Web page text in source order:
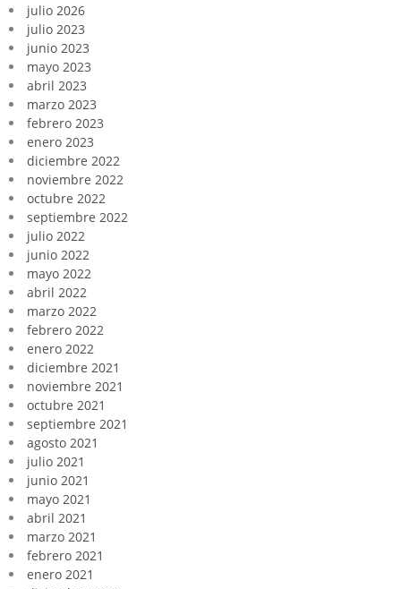
julio 2026
julio 2023
junio 2023
mayo 2023
abril 2023
marzo 2023
febrero 2023
enero 2023
diciembre 2022
noviembre 2022
octubre 2022
septiembre 2022
julio 2022
junio 2022
mayo 2022
abril 2022
marzo 2022
febrero 2022
enero 2022
diciembre 2021
noviembre 2021
octubre 2021
septiembre 2021
agosto 2021
julio 2021
junio 2021
mayo 2021
abril 2021
marzo 2021
febrero 2021
enero 2021